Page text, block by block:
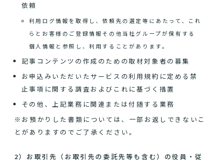
依頼
利用ログ情報を取得し、依頼先の選定等にあたって、これ
らとお客様のご登録情報その他当社グループが保有する
個人情報と参照し、利用することがあります。
記事コンテンツの作成のための取材対象者の募集
お申込みいただいたサービスの利用規約に定める禁
止事項に関する調査およびこれに基づく措置
その他、上記業務に関連または付随する業務
※お預かりした書類については、一部お返しできないこ
とがありますのでご了承ください。
2）お取引先（お取引先の委託先等も含む）の役員・従